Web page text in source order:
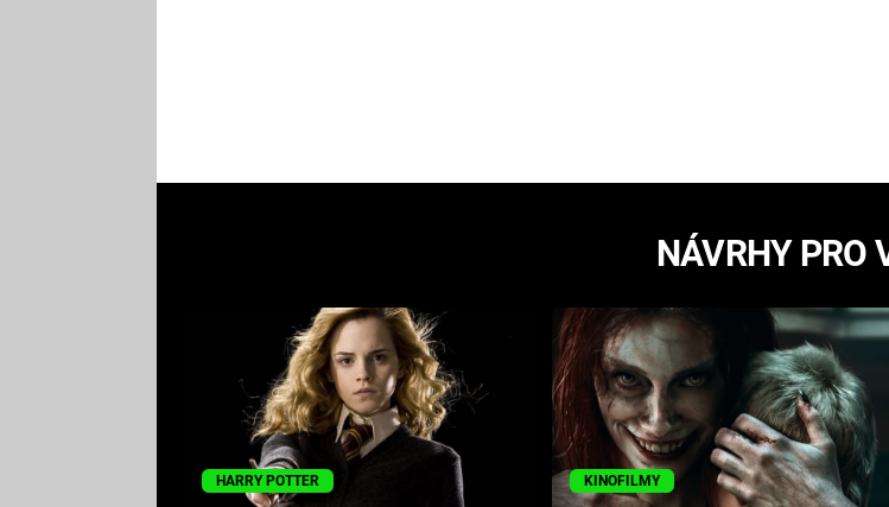
NÁVRHY PRO
HARRY POTTER KINOFILMY